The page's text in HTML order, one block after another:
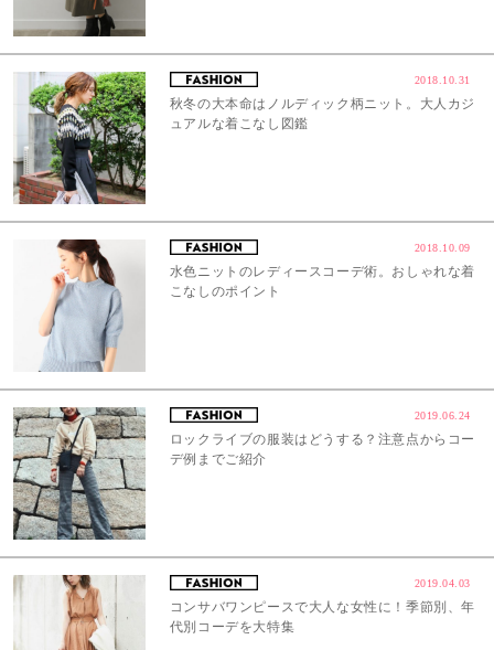
2018.10.31
秋冬の大本命はノルディック柄ニット。大人カジ
ュアルな着こなし図鑑
2018.10.09
水色ニットのレディースコーデ術。おしゃれな着
こなしのポイント
2019.06.24
ロックライブの服装はどうする？注意点からコー
デ例までご紹介
2019.04.03
コンサバワンピースで大人な女性に！季節別、年
代別コーデを大特集